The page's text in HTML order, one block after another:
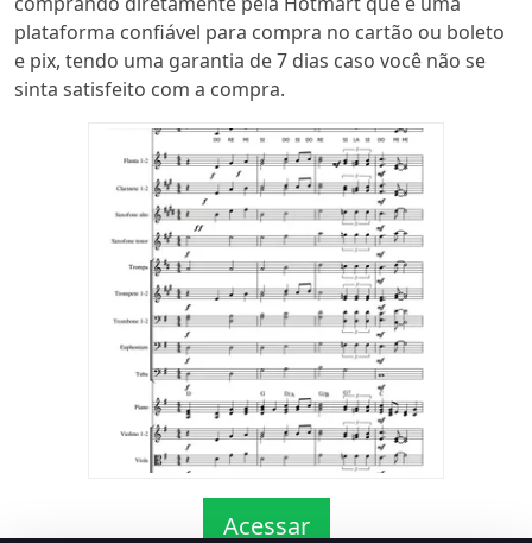
plataforma confiável para compra no cartão ou boleto
e pix, tendo uma garantia de 7 dias caso você não se
sinta satisfeito com a compra.